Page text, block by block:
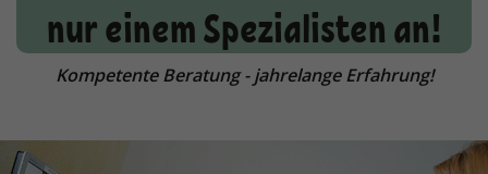
nur einem Spezialisten an!
Kompetente Beratung - jahrelange Erfahrung!